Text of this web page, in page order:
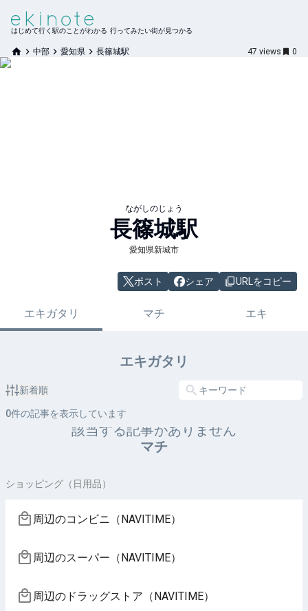
はじめて行く駅のことがわかる 行ってみたい街が見つかる
中部 愛知県 長篠城駅 47 views 0
ながしのじょう
長篠城駅
愛知県新城市
ポスト シェア URLをコピー
エキガタリ マチ エキ
エキガタリ
新着順
0件の記事を表示しています
該当する記事がありません
マチ
ショッピング（日用品）
周辺のコンビニ（NAVITIME）
周辺のスーパー（NAVITIME）
周辺のドラッグストア（NAVITIME）